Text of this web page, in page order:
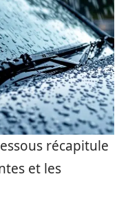
récapitule
et les